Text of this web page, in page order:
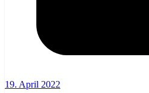
19. April 2022